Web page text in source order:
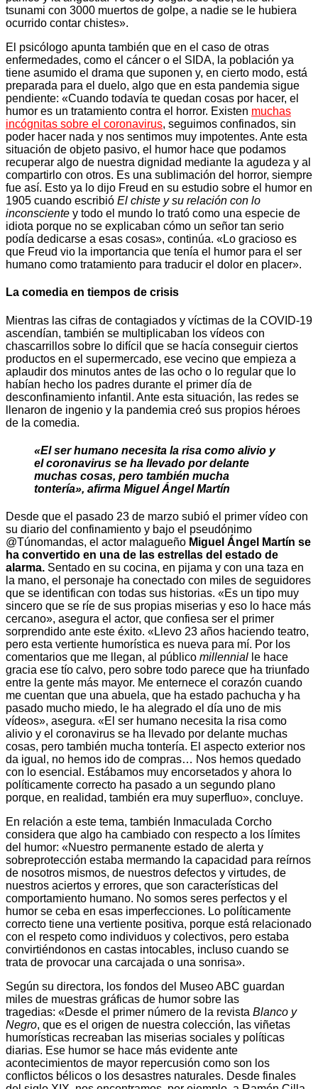
tsunami con 3000 muertos de golpe, a nadie se le hubiera
ocurrido contar chistes».
El psicólogo apunta también que en el caso de otras
enfermedades, como el cáncer o el SIDA, la población ya
tiene asumido el drama que suponen y, en cierto modo, está
preparada para el duelo, algo que en esta pandemia sigue
pendiente: «Cuando todavía te quedan cosas por hacer, el
humor es un tratamiento contra el horror. Existen muchas
incógnitas sobre el coronavirus, seguimos confinados, sin
poder hacer nada y nos sentimos muy impotentes. Ante esta
situación de objeto pasivo, el humor hace que podamos
recuperar algo de nuestra dignidad mediante la agudeza y al
compartirlo con otros. Es una sublimación del horror, siempre
fue así. Esto ya lo dijo Freud en su estudio sobre el humor en
1905 cuando escribió El chiste y su relación con lo
inconsciente y todo el mundo lo trató como una especie de
idiota porque no se explicaban cómo un señor tan serio
podía dedicarse a esas cosas», continúa. «Lo gracioso es
que Freud vio la importancia que tenía el humor para el ser
humano como tratamiento para traducir el dolor en placer».
La comedia en tiempos de crisis
Mientras las cifras de contagiados y víctimas de la COVID-19
ascendían, también se multiplicaban los vídeos con
chascarrillos sobre lo difícil que se hacía conseguir ciertos
productos en el supermercado, ese vecino que empieza a
aplaudir dos minutos antes de las ocho o lo regular que lo
habían hecho los padres durante el primer día de
desconfinamiento infantil. Ante esta situación, las redes se
llenaron de ingenio y la pandemia creó sus propios héroes
de la comedia.
«El ser humano necesita la risa como alivio y
el coronavirus se ha llevado por delante
muchas cosas, pero también mucha
tontería», afirma Miguel Ángel Martín
Desde que el pasado 23 de marzo subió el primer vídeo con
su diario del confinamiento y bajo el pseudónimo
@Túnomandas, el actor malagueño Miguel Ángel Martín se
ha convertido en una de las estrellas del estado de
alarma. Sentado en su cocina, en pijama y con una taza en
la mano, el personaje ha conectado con miles de seguidores
que se identifican con todas sus historias. «Es un tipo muy
sincero que se ríe de sus propias miserias y eso lo hace más
cercano», asegura el actor, que confiesa ser el primer
sorprendido ante este éxito. «Llevo 23 años haciendo teatro,
pero esta vertiente humorística es nueva para mí. Por los
comentarios que me llegan, al público millennial le hace
gracia ese tío calvo, pero sobre todo parece que ha triunfado
entre la gente más mayor. Me enternece el corazón cuando
me cuentan que una abuela, que ha estado pachucha y ha
pasado mucho miedo, le ha alegrado el día uno de mis
vídeos», asegura. «El ser humano necesita la risa como
alivio y el coronavirus se ha llevado por delante muchas
cosas, pero también mucha tontería. El aspecto exterior nos
da igual, no hemos ido de compras… Nos hemos quedado
con lo esencial. Estábamos muy encorsetados y ahora lo
políticamente correcto ha pasado a un segundo plano
porque, en realidad, también era muy superfluo», concluye.
En relación a este tema, también Inmaculada Corcho
considera que algo ha cambiado con respecto a los límites
del humor: «Nuestro permanente estado de alerta y
sobreprotección estaba mermando la capacidad para reírnos
de nosotros mismos, de nuestros defectos y virtudes, de
nuestros aciertos y errores, que son características del
comportamiento humano. No somos seres perfectos y el
humor se ceba en esas imperfecciones. Lo políticamente
correcto tiene una vertiente positiva, porque está relacionado
con el respeto como individuos y colectivos, pero estaba
convirtiéndonos en castas intocables, incluso cuando se
trata de provocar una carcajada o una sonrisa».
Según su directora, los fondos del Museo ABC guardan
miles de muestras gráficas de humor sobre las
tragedias: «Desde el primer número de la revista Blanco y
Negro, que es el origen de nuestra colección, las viñetas
humorísticas recreaban las miserias sociales y políticas
diarias. Ese humor se hace más evidente ante
acontecimientos de mayor repercusión como son los
conflictos bélicos o los desastres naturales. Desde finales